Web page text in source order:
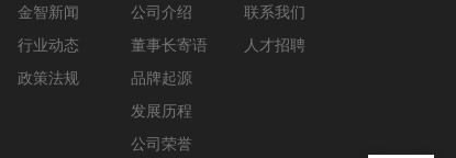
金智新闻
行业动态
政策法规
公司介绍
董事长寄语
品牌起源
发展历程
公司荣誉
联系我们
人才招聘